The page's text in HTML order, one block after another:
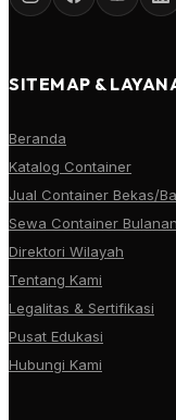
SITEMAP &
Beranda
Katalog Container
Jual Container Bekas/
Sewa Container Bulanan
Direktori Wilayah
Tentang Kami
Legalitas & Sertifikasi
Pusat Edukasi
Hubungi Kami